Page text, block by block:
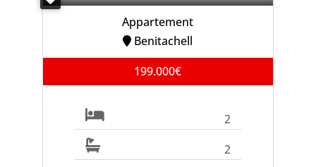
Appartement
Benitachell
199.000€
2
2